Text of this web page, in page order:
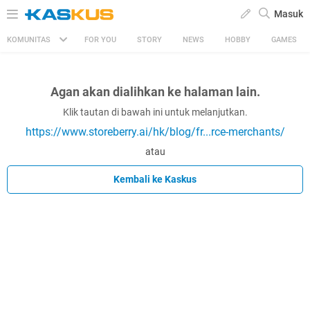
Masuk
KOMUNITAS FOR YOU STORY NEWS HOBBY GAMES
Agan akan dialihkan ke halaman lain.
Klik tautan di bawah ini untuk melanjutkan.
https://www.storeberry.ai/hk/blog/fr...rce-merchants/
atau
Kembali ke Kaskus